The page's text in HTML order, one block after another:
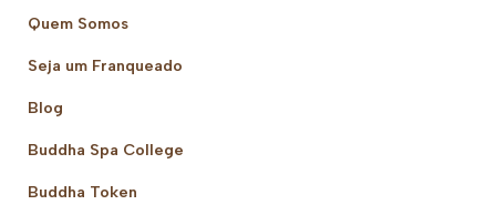
Quem Somos
Seja um Franqueado
Blog
Buddha Spa College
Buddha Token